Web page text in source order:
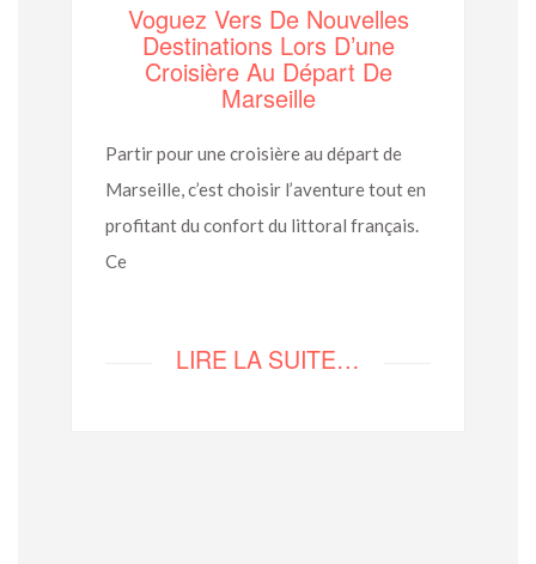
Voguez Vers De Nouvelles
Destinations Lors D’une
Croisière Au Départ De
Marseille
Partir pour une croisière au départ de
Marseille, c’est choisir l’aventure tout en
profitant du confort du littoral français.
Ce
LIRE LA SUITE…